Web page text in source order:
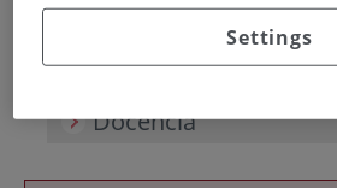
Docencia
Settings